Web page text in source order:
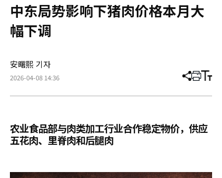
中东局势影响下猪肉价格本月大
幅下调
安曙熙 기자
2026-04-08 14:36 分
章
打 调
小
农业食品部与肉类加工行业合作稳定物价，供应
五花肉、里脊肉和后腿肉